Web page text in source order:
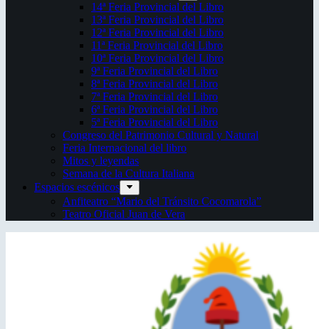
14ª Feria Provincial del Libro
13ª Feria Provincial del Libro
12ª Feria Provincial del Libro
11ª Feria Provincial del Libro
10ª Feria Provincial del Libro
9ª Feria Provincial del Libro
8ª Feria Provincial del Libro
7ª Feria Provincial del Libro
6ª Feria Provincial del Libro
5ª Feria Provincial del Libro
Congreso del Patrimonio Cultural y Natural
Feria Internacional del libro
Mitos y leyendas
Semana de la Cultura Italiana
Espacios escénicos
Anfiteatro “Mario del Tránsito Cocomarola”
Teatro Oficial Juan de Vera